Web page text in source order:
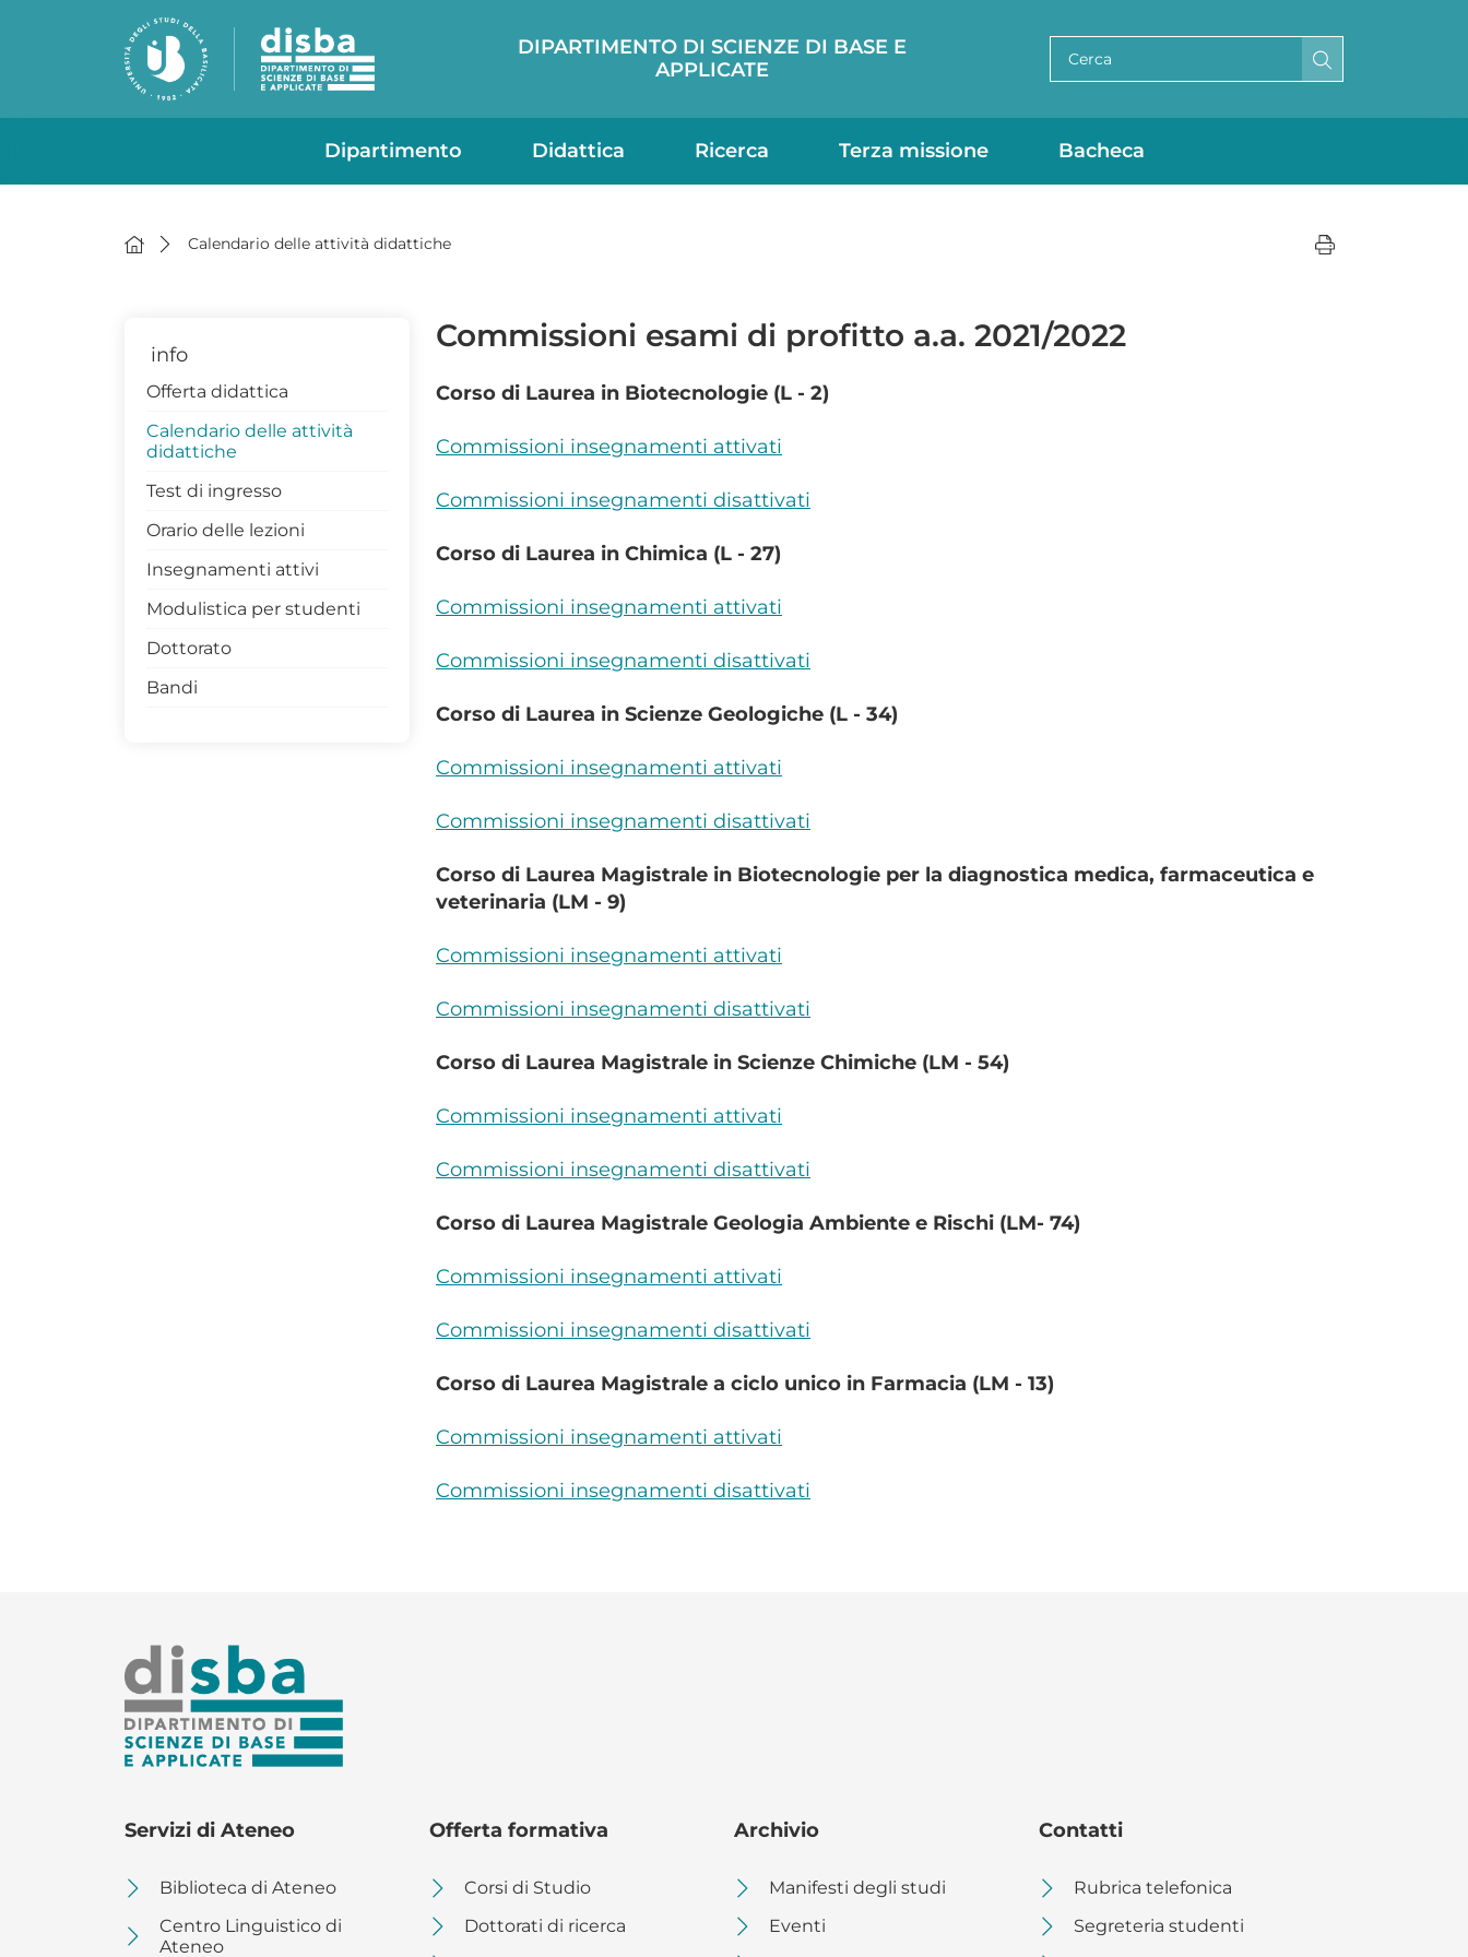
DIPARTIMENTO DI SCIENZE DI BASE E
APPLICATE
Dipartimento Didattica Ricerca Terza missione Bacheca
Calendario delle attività didattiche
Commissioni esami di profitto a.a. 2021/2022
Corso di Laurea in Biotecnologie (L - 2)
Commissioni insegnamenti attivati
Commissioni insegnamenti disattivati
Corso di Laurea in Chimica (L - 27)
Commissioni insegnamenti attivati
Commissioni insegnamenti disattivati
Corso di Laurea in Scienze Geologiche (L - 34)
Commissioni insegnamenti attivati
Commissioni insegnamenti disattivati
Corso di Laurea Magistrale in Biotecnologie per la diagnostica medica, farmaceutica e
veterinaria (LM - 9)
Commissioni insegnamenti attivati
Commissioni insegnamenti disattivati
Corso di Laurea Magistrale in Scienze Chimiche (LM - 54)
Commissioni insegnamenti attivati
Commissioni insegnamenti disattivati
Corso di Laurea Magistrale Geologia Ambiente e Rischi (LM- 74)
Commissioni insegnamenti attivati
Commissioni insegnamenti disattivati
Corso di Laurea Magistrale a ciclo unico in Farmacia (LM - 13)
Commissioni insegnamenti attivati
Commissioni insegnamenti disattivati
info
Offerta didattica
Calendario delle attività
didattiche
Test di ingresso
Orario delle lezioni
Insegnamenti attivi
Modulistica per studenti
Dottorato
Bandi
Servizi di Ateneo
Biblioteca di Ateneo
Centro Linguistico di
Ateneo
Offerta formativa
Corsi di Studio
Dottorati di ricerca
Archivio
Manifesti degli studi
Eventi
Contatti
Rubrica telefonica
Segreteria studenti